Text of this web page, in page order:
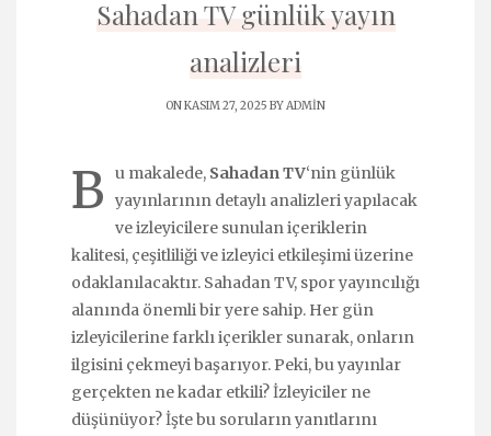
Sahadan TV günlük yayın
analizleri
ON KASIM 27, 2025 BYADMIN
B u makalede, Sahadan TV‘nin günlük
yayınlarının detaylı analizleri yapılacak
ve izleyicilere sunulan içeriklerin
kalitesi, çeşitliliği ve izleyici etkileşimi üzerine
odaklanılacaktır. Sahadan TV, spor yayıncılığı
alanında önemli bir yere sahip. Her gün
izleyicilerine farklı içerikler sunarak, onların
ilgisini çekmeyi başarıyor. Peki, bu yayınlar
gerçekten ne kadar etkili? İzleyiciler ne
düşünüyor? İşte bu soruların yanıtlarını